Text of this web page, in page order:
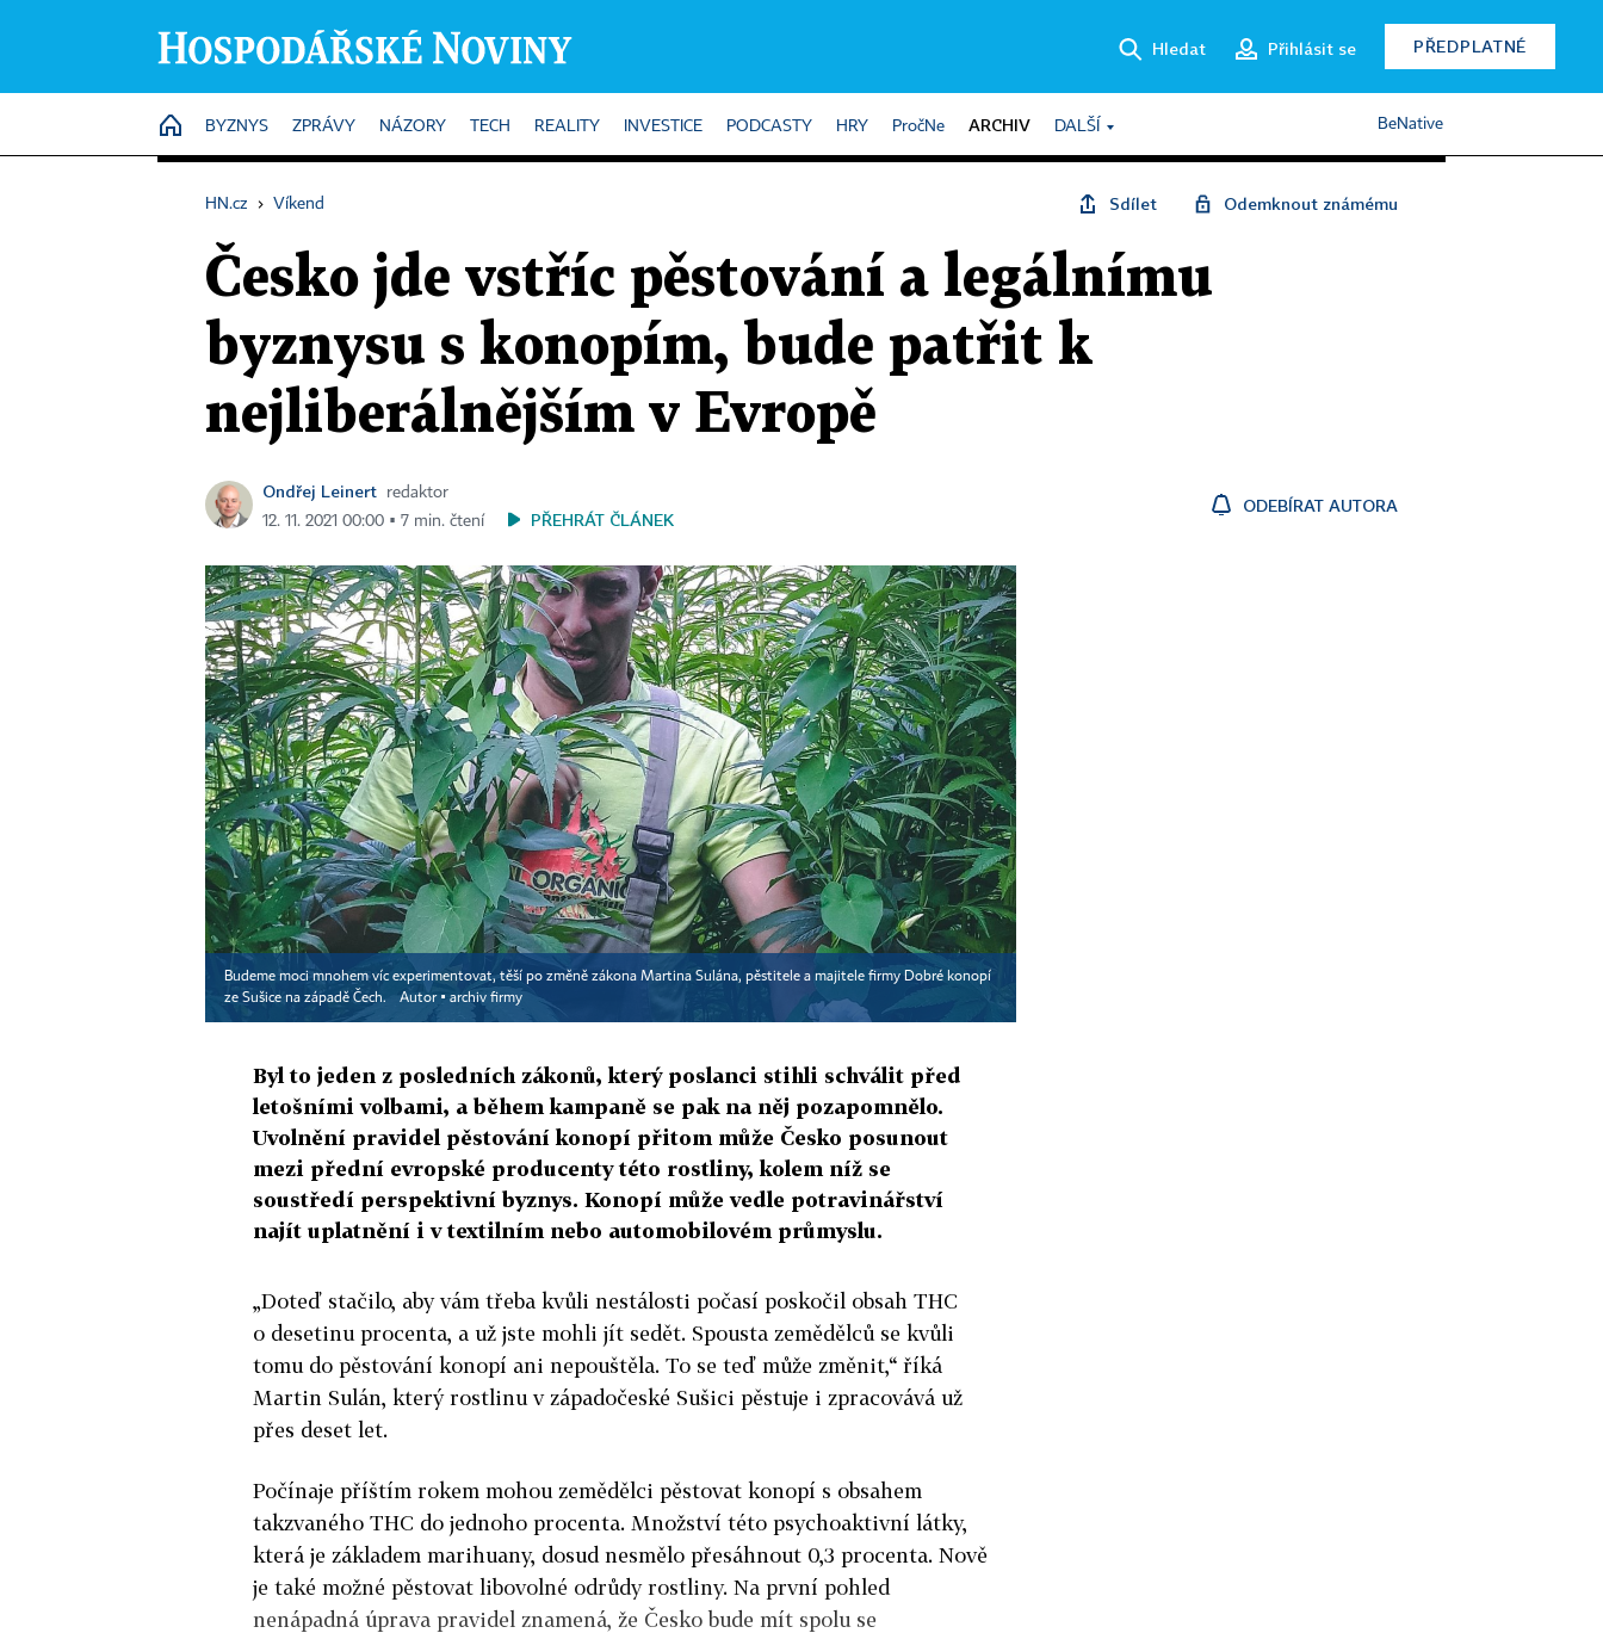
Hledat Přihlásit se PŘEDPLATNÉ
HOME
BYZNYS ZPRÁVY NÁZORY TECH REALITY INVESTICE PODCASTY HRY PročNe ARCHIV DALŠÍ BeNative
HN.cz › Víkend Sdílet Odemknout známému
Česko jde vstříc pěstování a legálnímu
byznysu s konopím, bude patřit k
nejliberálnějším v Evropě
Ondřej Leinert
redaktor
12. 11. 2021 00:00 ▪ 7 min. čtení
PŘEHRÁT ČLÁNEK
ODEBÍRAT AUTORA
Budeme moci mnohem víc experimentovat, těší po změně zákona Martina Sulána, pěstitele a majitele firmy Dobré konopí
ze Sušice na západě Čech.
Autor ▪ archiv firmy
Byl to jeden z posledních zákonů, který poslanci stihli schválit před
letošními volbami, a během kampaně se pak na něj pozapomnělo.
Uvolnění pravidel pěstování konopí přitom může Česko posunout
mezi přední evropské producenty této rostliny, kolem níž se
soustředí perspektivní byznys. Konopí může vedle potravinářství
najít uplatnění i v textilním nebo automobilovém průmyslu.
„Doteď stačilo, aby vám třeba kvůli nestálosti počasí poskočil obsah THC
o desetinu procenta, a už jste mohli jít sedět. Spousta zemědělců se kvůli
tomu do pěstování konopí ani nepouštěla. To se teď může změnit,“ říká
Martin Sulán, který rostlinu v západočeské Sušici pěstuje i zpracovává už
přes deset let.
Počínaje příštím rokem mohou zemědělci pěstovat konopí s obsahem
takzvaného THC do jednoho procenta. Množství této psychoaktivní látky,
která je základem marihuany, dosud nesmělo přesáhnout 0,3 procenta. Nově
je také možné pěstovat libovolné odrůdy rostliny. Na první pohled
nenápadná úprava pravidel znamená, že Česko bude mít spolu se